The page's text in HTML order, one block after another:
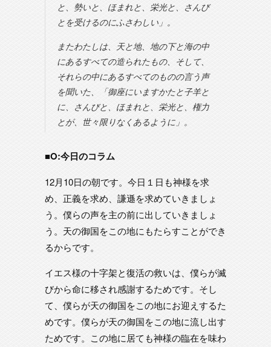
と、勢いと、ほまれと、栄光と、さんび
とを受けるのにふさわしい」。
またわたしは、天と地、地の下と海の中
にあるすべての造られたもの、そして、
それらの中にあるすべてのものの言う声
を聞いた、「御座にいますかたと子羊と
に、さんびと、ほまれと、栄光と、権力
とが、世々限りなくあるように」。
■O:今日のコラム
12月10日の朝です。今日１日も神様を求
め、正義を求め、謙遜を求めていきましょ
う。僕らの声を主の前に出していきましょ
う。天の御国をこの地にもたらすことができ
るからです。
イエス様の十字架と復活の救いは、僕らが滅
びから命に移され感謝するためです。そし
て、僕らが天の御国をこの地にお迎えするた
めです。僕らが天の御国をこの地に流し出す
ためです。この地に居ても神様の臨在を味わ